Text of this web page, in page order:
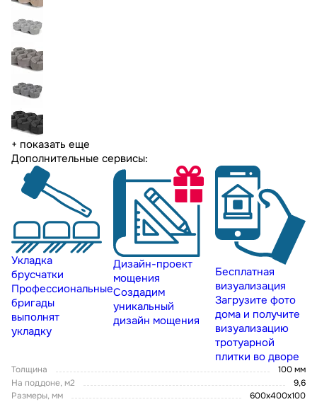
+ показать еще
Дополнительные сервисы:
Укладка
брусчатки
Профессиональные
бригады
выполнят
укладку
Дизайн-проект
мощения
Создадим
уникальный
дизайн мощения
Бесплатная
визуализация
Загрузите фото
дома и получите
визуализацию
тротуарной
плитки во дворе
Толщина
100 мм
На поддоне, м2
9,6
Размеры, мм
600х400х100